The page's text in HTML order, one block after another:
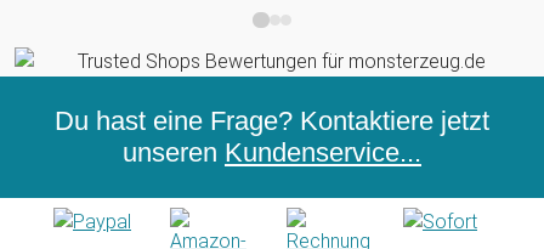
Du hast eine Frage? Kontaktiere jetzt
unseren Kundenservice...